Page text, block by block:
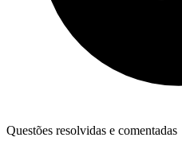
Questões resolvidas e comentadas